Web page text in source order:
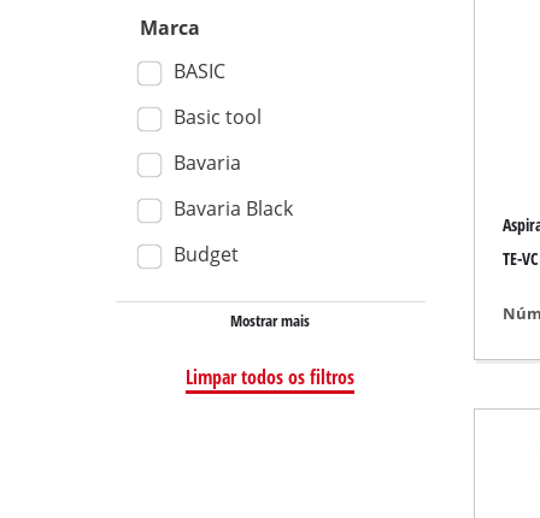
Aspirador seco
Lixadora
Lixadora
Lixadeira de
Marca
BASIC
Basic tool
Bavaria
Bavaria Black
Budget
Mostrar mais
Limpar todos os filtros
TE-